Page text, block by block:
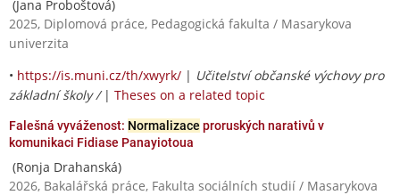
(Jana Proboštová)
2025, Diplomová práce, Pedagogická fakulta / Masarykova
univerzita
• https://is.muni.cz/th/xwyrk/ | Učitelství občanské výchovy pro
základní školy / | Theses on a related topic
Falešná vyváženost: Normalizace proruských narativů v
komunikaci Fidiase Panayiotoua
(Ronja Drahanská)
2026, Bakalářská práce, Fakulta sociálních studií / Masarykova